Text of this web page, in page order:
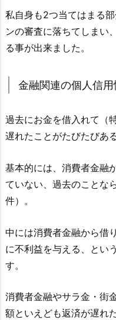
私自身も2つ当てはまる
ンの審査に落ちてしまい
る事が出来ました。
金融関連の個人信
過去にお金を借入れて（
遅れたことがたびたびあ
基本的には、消費者金融
ていない、過去のことな
件）。
中には消費者金融から借
に不利益を与える、とい
す。
消費者金融やサラ金・街
額といえども返済が遅れ